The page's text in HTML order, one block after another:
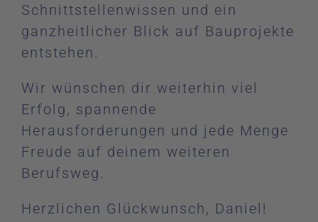
Schnittstellenwissen und ein
ganzheitlicher Blick auf Bauprojekte
entstehen.
Wir wünschen dir weiterhin viel
Erfolg, spannende
Herausforderungen und jede Menge
Freude auf deinem weiteren
Berufsweg.
Herzlichen Glückwunsch, Daniel!